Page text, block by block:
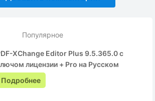
Популярное
XChange Editor Plus 9.5.365.0 с
лицензии + Pro на Русском
Подробнее